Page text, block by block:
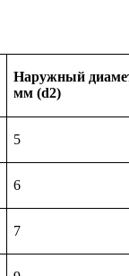
Наружный
мм (d2)
5
6
7